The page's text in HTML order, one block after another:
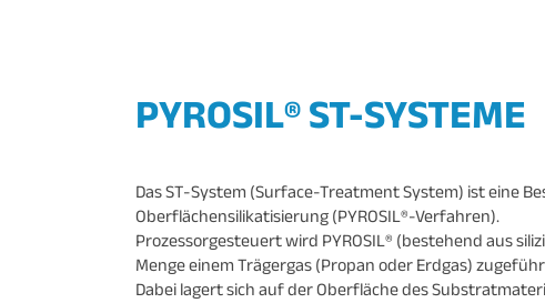
PYROSIL® ST-SYSTEME
Das ST-System (Surface-Treatment System) ist eine
Oberflächensilikatisierung (PYROSIL®-Verfahren).
Prozessorgesteuert wird PYROSIL® (bestehend aus
Menge einem Trägergas (Propan oder Erdgas)
Dabei lagert sich auf der Oberfläche des